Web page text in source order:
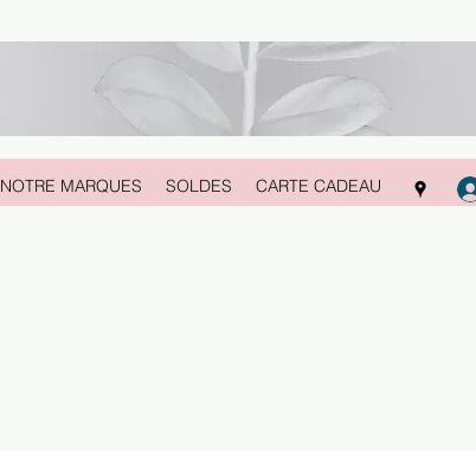
NOTRE MARQUES SOLDES CARTE CADEAU